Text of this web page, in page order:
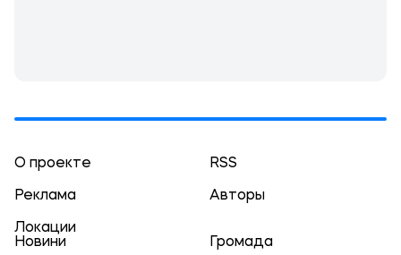
О проекте RSS
Реклама Авторы
Локации
Новини
Громада